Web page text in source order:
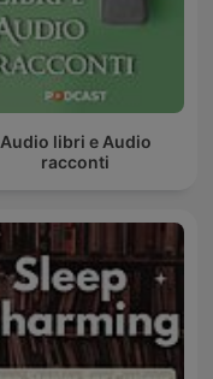
Audio libri e Audio
racconti